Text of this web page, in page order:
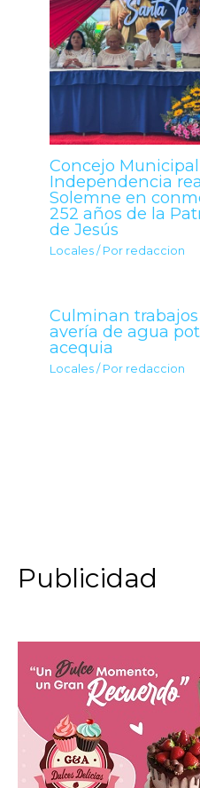
Concejo
Independencia
Solemne en
252 años de la
de Jesús
Locales / Por redaccion
Culminan
avería de agua
acequia
Locales / Por redaccion
Publicidad